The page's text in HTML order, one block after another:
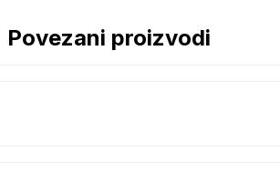
Povezani proizvodi